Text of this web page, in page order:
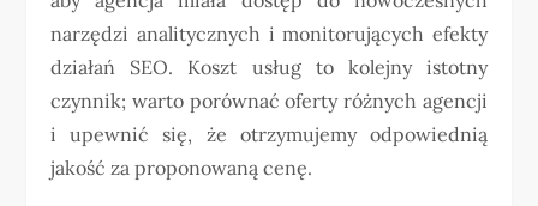
narzędzi analitycznych i monitorujących efekty
działań SEO. Koszt usług to kolejny istotny
czynnik; warto porównać oferty różnych agencji
i upewnić się, że otrzymujemy odpowiednią
jakość za proponowaną cenę.